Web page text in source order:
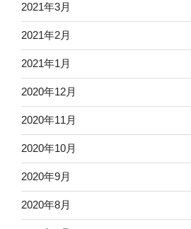
2021年3月
2021年2月
2021年1月
2020年12月
2020年11月
2020年10月
2020年9月
2020年8月